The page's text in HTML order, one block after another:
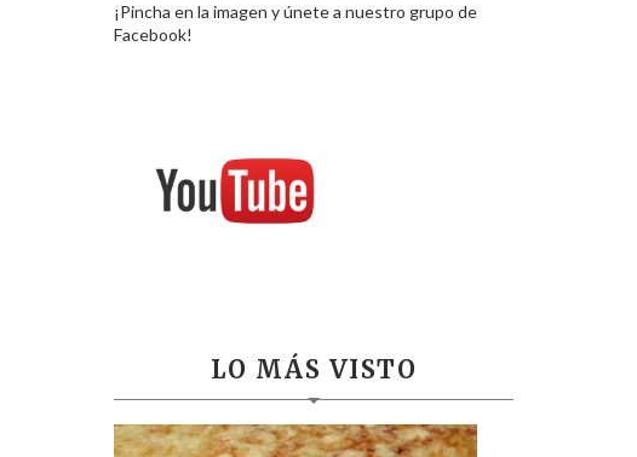
¡Pincha en la imagen y únete a nuestro grupo de
Facebook!
LO MÁS VISTO